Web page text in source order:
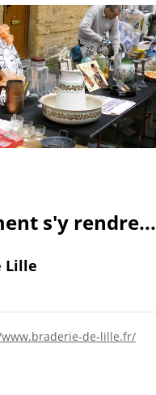
s'y rendre...
Lille
de-lille.fr/